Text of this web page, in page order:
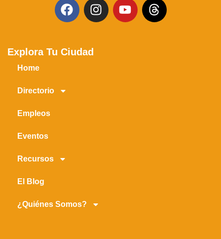
Explora Tu Ciudad
Home
Directorio
Empleos
Eventos
Recursos
El Blog
¿Quiénes Somos?